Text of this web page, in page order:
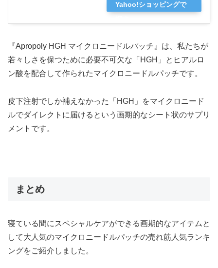
Yahoo!ショッピングで
『Apropoly HGH マイクロニードルパッチ』は、私たちが
若々しさを保つために必要不可欠な「HGH」とヒアルロ
ン酸を配合して作られたマイクロニードルパッチです。
皮下注射でしか補えなかった「HGH」をマイクロニード
ルでダイレクトに届けるという画期的なシート状のサプリ
メントです。
まとめ
寝ている間にスペシャルケアができる画期的なアイテムと
して大人気のマイクロニードルパッチの売れ筋人気ランキ
ングをご紹介しました。